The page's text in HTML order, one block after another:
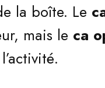
la boîte. Le
mais le ca